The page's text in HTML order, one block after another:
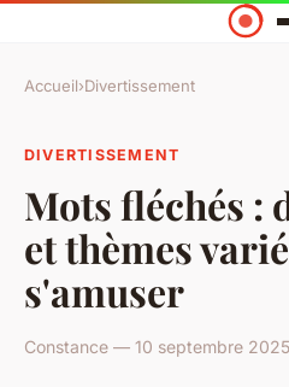
Accueil›Divertissement
DIVERTISSEMENT
Mots fléchés :
et thèmes
s'amuser
Constance — 10 septembre